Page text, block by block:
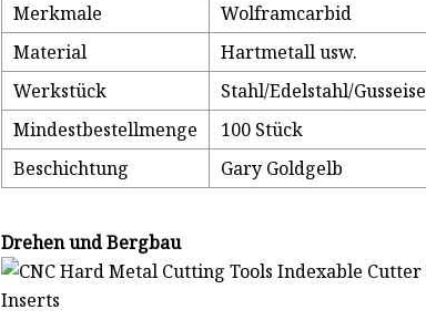
Merkmale
Wolframcarbid
Material
Hartmetall usw.
Werkstück
Stahl/Edelstahl/
Mindestbestellmenge
100 Stück
Beschichtung
Gary Goldgelb
Drehen und Bergbau